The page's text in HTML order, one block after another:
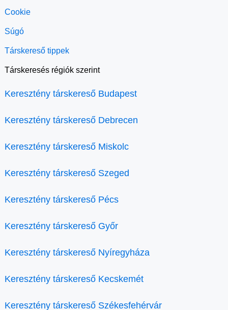
Cookie
Súgó
Társkereső tippek
Társkeresés régiók szerint
Keresztény társkereső Budapest
Keresztény társkereső Debrecen
Keresztény társkereső Miskolc
Keresztény társkereső Szeged
Keresztény társkereső Pécs
Keresztény társkereső Győr
Keresztény társkereső Nyíregyháza
Keresztény társkereső Kecskemét
Keresztény társkereső Székesfehérvár